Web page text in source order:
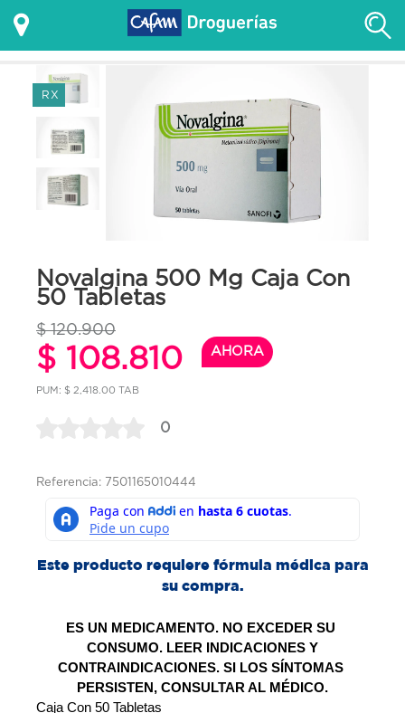
RX
Novalgina 500 Mg Caja Con
50 Tabletas
$ 120.900
$ 108.810 AHORA
PUM: $ 2,418.00 TAB
0
Referencia: 7501165010444
Este producto requiere fórmula médica para
su compra.
ES UN MEDICAMENTO. NO EXCEDER SU
CONSUMO. LEER INDICACIONES Y
CONTRAINDICACIONES. SI LOS SÍNTOMAS
PERSISTEN, CONSULTAR AL MÉDICO.
Caja Con 50 Tabletas